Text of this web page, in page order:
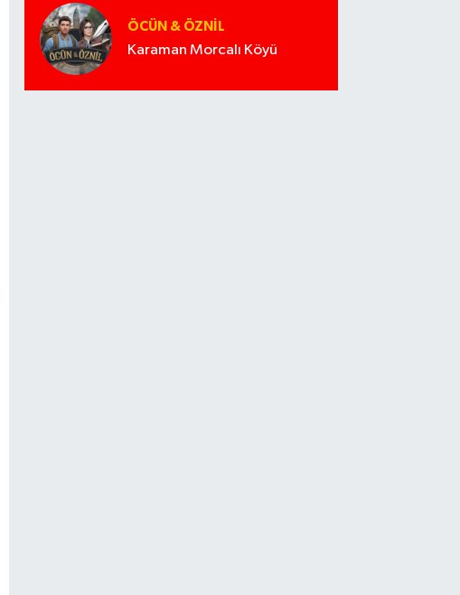
ÖCÜN & ÖZNIL
Karaman Morcalı Köyü